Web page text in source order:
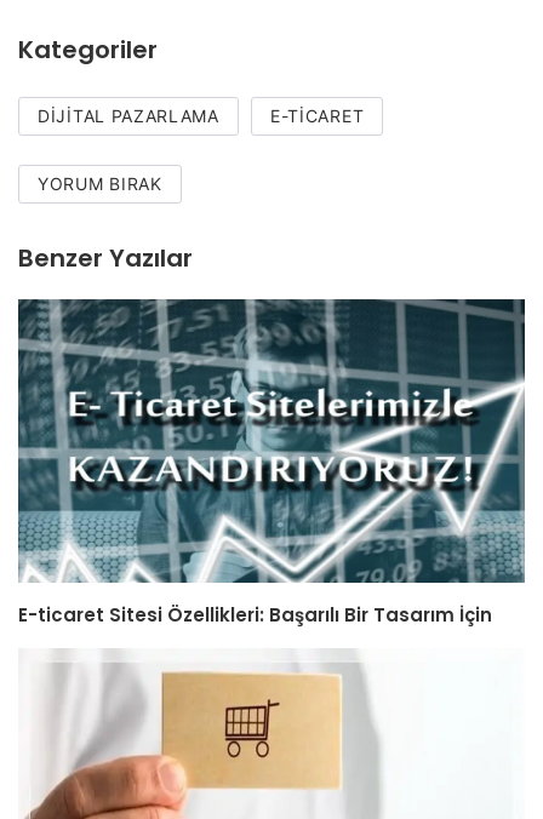
Kategoriler
DIJITAL PAZARLAMA E-TICARET
YORUM BIRAK
Benzer Yazılar
E-ticaret Sitesi Özellikleri: Başarılı Bir Tasarım İçin